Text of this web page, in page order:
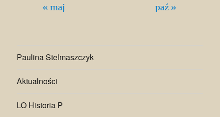
« maj paź »
Paulina Stelmaszczyk
Aktualności
LO Historia P